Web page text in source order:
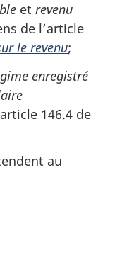
et revenu
de l’article
le revenu;
enregistré
146.4 de
au